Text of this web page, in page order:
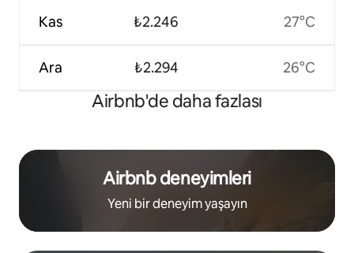
Kas
Ara
₺2.246
₺2.294
27°C
26°C
Airbnb'de daha fazlası
Airbnb deneyimleri
Yeni bir deneyim yaşayın